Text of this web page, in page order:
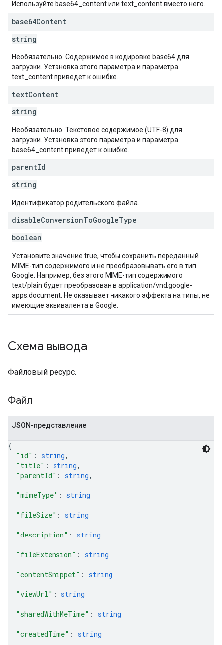
Используйте base64_content или text_content вместо него.
base64Content
string
Необязательно. Содержимое в кодировке base64 для
загрузки. Установка этого параметра и параметра
text_content приведет к ошибке.
textContent
string
Необязательно. Текстовое содержимое (UTF-8) для
загрузки. Установка этого параметра и параметра
base64_content приведет к ошибке.
parentId
string
Идентификатор родительского файла.
disableConversionToGoogleType
boolean
Установите значение true, чтобы сохранить переданный
MIME-тип содержимого и не преобразовывать его в тип
Google. Например, без этого MIME-тип содержимого
text/plain будет преобразован в application/vnd.google-
apps.document. Не оказывает никакого эффекта на типы, не
имеющие эквивалента в Google.
Схема вывода
Файловый ресурс.
Файл
JSON-представление
{
"id" : string,
"title" : string,
"parentId" : string,
"mimeType" : string
"fileSize" : string
"description" : string
"fileExtension" : string
"contentSnippet" : string
"viewUrl" : string
"sharedWithMeTime" : string
"createdTime" : string